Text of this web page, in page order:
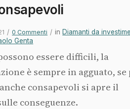
/ 0 Commenti / in Diamanti da
Genta
essere difficili, la
è sempre in agguato, se
consapevoli si apre il
conseguenze.